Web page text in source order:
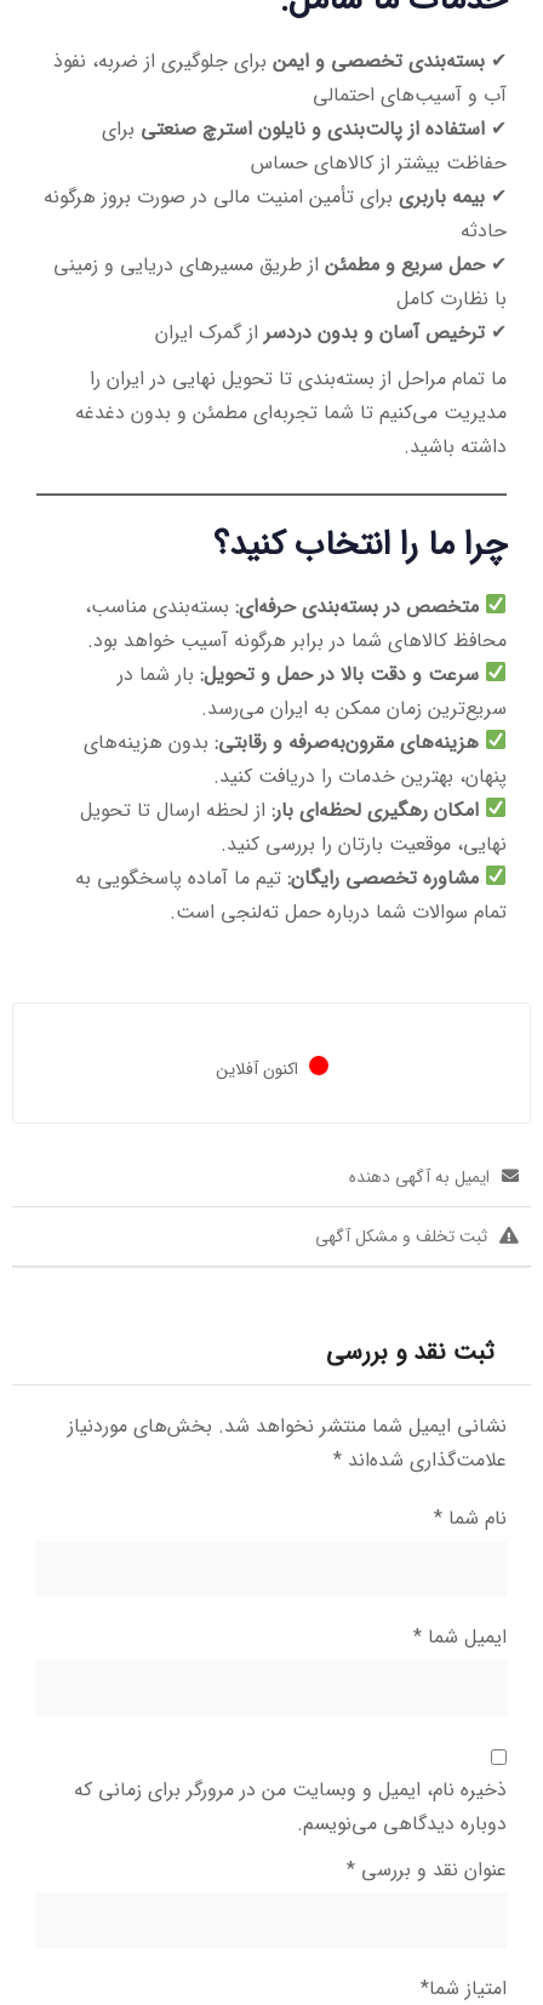
✔ بسته‌بندی تخصصی و ایمن برای جلوگیری از ضربه، نفوذ
آب و آسیب‌های احتمالی
✔ استفاده از پالت‌بندی و نایلون استرچ صنعتی برای
حفاظت بیشتر از کالاهای حساس
✔ بیمه باربری برای تأمین امنیت مالی در صورت بروز هرگونه
حادثه
✔حمل سریع و مطمئن از طریق مسیرهای دریایی و زمینی
با نظارت کامل
✔ ترخیص آسان و بدون دردسر از گمرک ایران
ما تمام مراحل از بسته‌بندی تا تحویل نهایی در ایران را
مدیریت می‌کنیم تا شما تجربه‌ای مطمئن و بدون دغدغه
داشته باشید.
چرا ما را انتخاب کنید؟
متخصص در بسته‌بندی حرفه‌ای: بسته‌بندی مناسب،
محافظ کالاهای شما در برابر هرگونه آسیب خواهد بود.
سرعت و دقت بالا در حمل و تحویل: بار شما در
سریع‌ترین زمان ممکن به ایران می‌رسد.
هزینه‌های مقرون‌به‌صرفه و رقابتی: بدون هزینه‌های
پنهان، بهترین خدمات را دریافت کنید.
امکان رهگیری لحظه‌ای بار: از لحظه ارسال تا تحویل
نهایی، موقعیت بارتان را بررسی کنید.
مشاوره تخصصی رایگان: تیم ما آماده پاسخگویی به
تمام سوالات شما درباره حمل ته‌لنجی است.
اکنون آفلاین
ایمیل به آگهی دهنده
ثبت تخلف و مشکل آگهی
ثبت نقد و بررسی
نشانی ایمیل شما منتشر نخواهد شد. بخش‌های موردنیاز
علامت‌گذاری شده‌اند *
نام شما *
ایمیل شما *
ذخیره نام، ایمیل و وبسایت من در مرورگر برای زمانی که
دوباره دیدگاهی می‌نویسم.
عنوان نقد و بررسی *
امتیاز شما*